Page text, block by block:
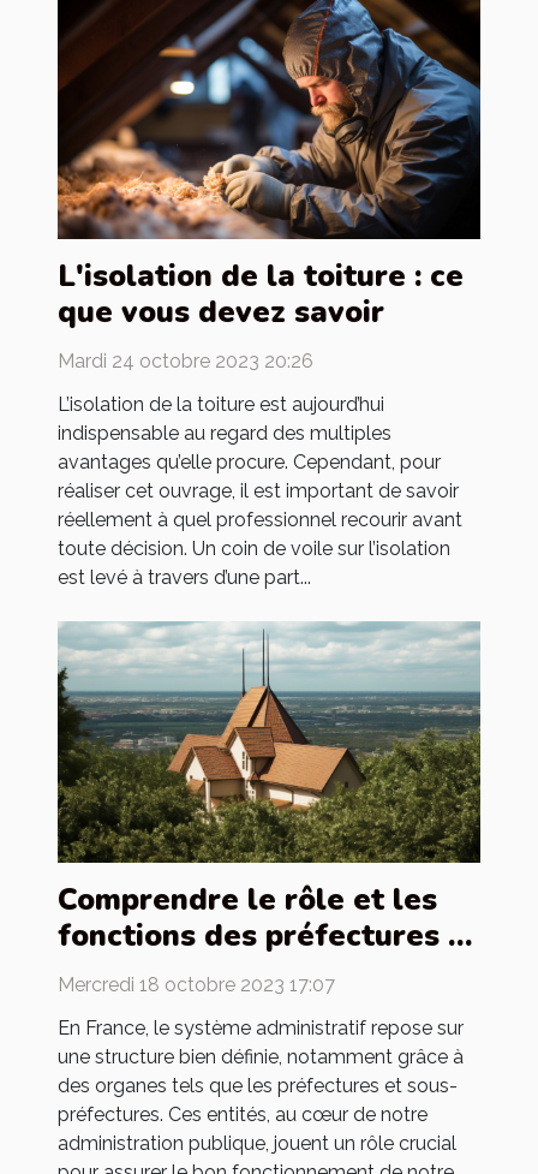
L'isolation de la toiture : ce
que vous devez savoir
Mardi 24 octobre 2023 20:26
L’isolation de la toiture est aujourd’hui
indispensable au regard des multiples
avantages qu’elle procure. Cependant, pour
réaliser cet ouvrage, il est important de savoir
réellement à quel professionnel recourir avant
toute décision. Un coin de voile sur l’isolation
est levé à travers d’une part...
Comprendre le rôle et les
fonctions des préfectures et
sous-préfectures en France
Mercredi 18 octobre 2023 17:07
En France, le système administratif repose sur
une structure bien définie, notamment grâce à
des organes tels que les préfectures et sous-
préfectures. Ces entités, au cœur de notre
administration publique, jouent un rôle crucial